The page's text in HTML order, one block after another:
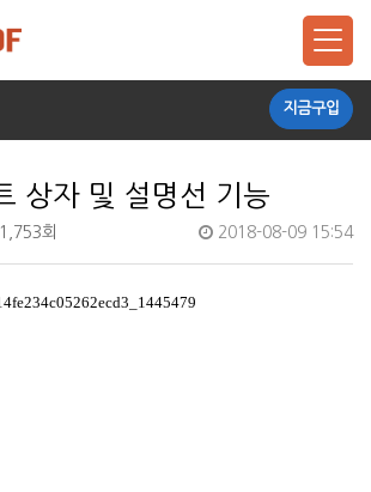
지금구입
상자 및 설명선 기능
회 2018-08-09 15:54